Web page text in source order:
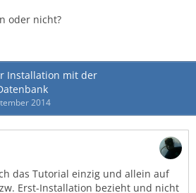
oder nicht?
Installation mit der
2014
das Tutorial einzig und allein auf
Erst-Installation bezieht und nicht